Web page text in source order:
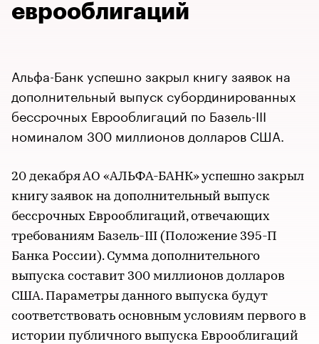
еврооблигаций
Альфа-Банк успешно закрыл книгу заявок на
дополнительный выпуск cубординированных
бессрочных Еврооблигаций по Базель-III
номиналом 300 миллионов долларов США.
20 декабря АО «АЛЬФА-БАНК» успешно закрыл
книгу заявок на дополнительный выпуск
бессрочных Еврооблигаций, отвечающих
требованиям Базель-III (Положение 395-П
Банка России). Сумма дополнительного
выпуска составит 300 миллионов долларов
США. Параметры данного выпуска будут
соответствовать основным условиям первого в
истории публичного выпуска Еврооблигаций